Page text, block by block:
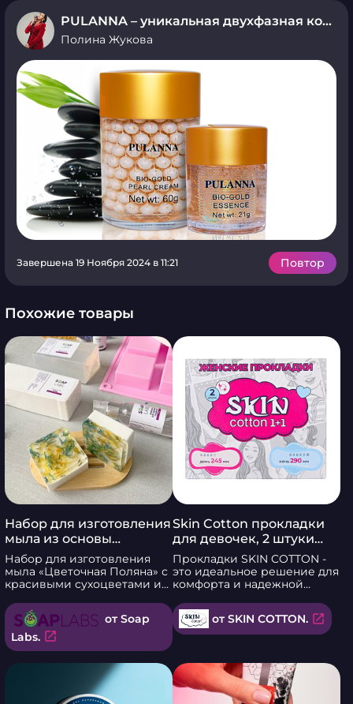
PULANNA – уникальная двухфазная косметика
Полина Жукова
Завершена 19 Ноября 2024 в 11:21 Повтор
Похожие товары
Набор для изготовления
мыла из основы
"Полевые цветы" от Soap
Labs
Набор для изготовления
мыла «Цветочная Поляна» с
красивыми сухоцветами и
прекрасный способ делать
индивидуальные и
неповторимые мыльные
изделия для ухода за телом.
В наборе есть все
необходимое для создания
ароматного мыла: мыльная
основа, сухоцветы
от Soap
Labs. open_in_new
Skin Cotton прокладки
для девочек, 2 штуки
(ночь и день), sanitary
padds
Прокладки SKIN COTTON -
это идеальное решение для
комфорта и надежной
В упаковке 2 прокладки!
Каждая прокладка имеет
оптимальную длину и
максимальную защиту и
комфорт. Ультратонкий
дизайн делает прокладку
почти незаметной под
от SKIN COTTON. open_in_new